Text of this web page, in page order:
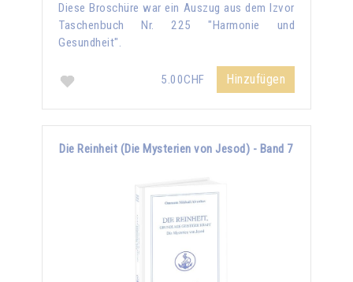
Diese Broschüre war ein Auszug aus dem Izvor
Taschenbuch Nr. 225 "Harmonie und
Gesundheit".
5.00CHF Hinzufügen
Die Reinheit (Die Mysterien von Jesod) - Band 7